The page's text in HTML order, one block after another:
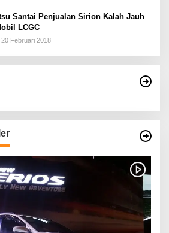
Santai Penjualan Sirion Kalah Jauh
LCGC
Februari 2018